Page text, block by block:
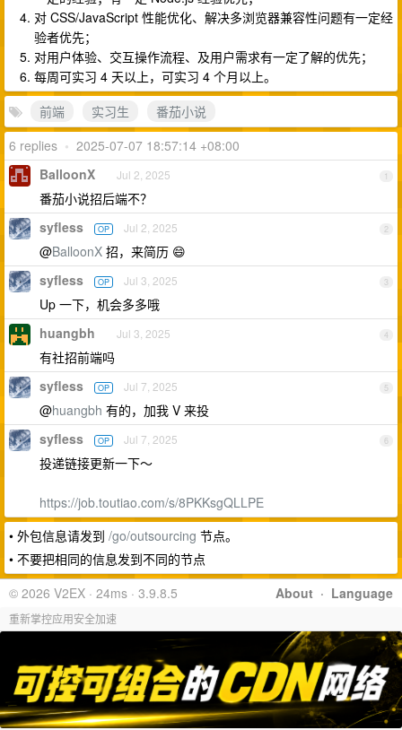
对 CSS/JavaScript 性能优化、解决多浏览器兼容性问题有一定经
验者优先；
对用户体验、交互操作流程、及用户需求有一定了解的优先；
每周可实习 4 天以上，可实习 4 个月以上。
前端
实习生
番茄小说
6 replies • 2025-07-07 18:57:14 +08:00
1
BalloonX Jul 2, 2025
番茄小说招后端不？
2
syfless OP Jul 2, 2025
@BalloonX 招，来简历 😄
3
syfless OP Jul 3, 2025
Up 一下，机会多多哦
4
huangbh Jul 3, 2025
有社招前端吗
5
syfless OP Jul 7, 2025
@huangbh 有的，加我 V 来投
6
syfless OP Jul 7, 2025
投递链接更新一下～
https://job.toutiao.com/s/8PKKsgQLLPE
• 外包信息请发到 /go/outsourcing 节点。
• 不要把相同的信息发到不同的节点
About · Language
© 2026 V2EX · 24ms · 3.9.8.5
重新掌控应用安全加速